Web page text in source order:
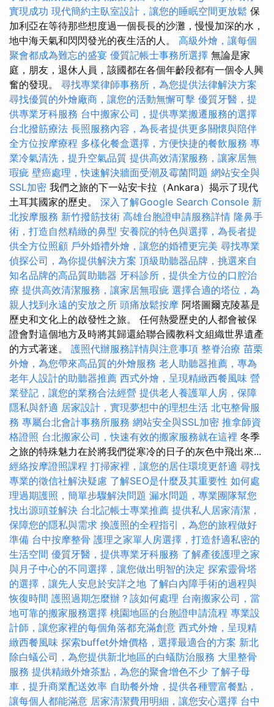
實現成功 現代簡約主臥室設計，讓您的睡眠空間更放鬆 保
加利亞在等待那些想度過一個長長的沙灘，慢慢加深的水，
地中海天氣和閃閃發光的夜生活的人。 高級外燴，讓每個
聚會都成為難忘的盛宴 優質記帳士事務所選擇 無論是家
庭，朋友，退休人員，該國都在各個年齡段都有一個令人興
奮的發現。 尋找專業律師事務所，為您提供法律解決方案
尋找優質的外燴廠商，讓您的活動無懈可擊 優質牙醫，提
供專業牙科服務 台中搬家公司，提供專業搬遷服務的選擇
台北撥筋療法 長照服務內容，為長者提供更多關懷與陪伴
全方位按摩療程 多樣化餐盒選擇，方便快捷的餐飲服務 專
業冷氣清洗，提升空氣品質 提供高效清潔服務，讓家居無
瑕疵 壁癌處理，快速解決牆面受潮及霉菌問題 網站安全與
SSL加密 我們之旅的下一站安卡拉（Ankara）揭示了現代
土耳其國家的歷史。 深入了解Google Search Console 新
北按摩服務 新竹撥筋技術 高雄台胞證申請服務詳情 隆鼻手
術，打造自然精緻的鼻型 安養院的特色與選擇，為長者提
供全方位照顧 戶外婚禮外燴，讓您的婚禮更完美 尋找專業
偵探公司，為你提供解決方案 頂級助聽器品牌，挑選來自
知名品牌的高品質助聽器 牙科診所，提供全方位的口腔治
療 提供高效清潔服務，讓家居無瑕疵 選擇合適的塔位，為
親人找到永遠的安放之所 頭痛放鬆按摩 阿塔圖爾克陵墓是
歷史和文化上的啟發性之旅。 任何熱愛歷史的人都會被保
證會對這個地方及時將其歸還給聯合國教科文組織世界遺產
的方式著迷。 護照代辦服務詳情與注意事項 整脊治療 苗栗
外燴，為您帶來高品質的外燴服務 老人助聽器推薦，專為
老年人設計的助聽器推薦 西式外燴，呈現精緻西餐風味 營
業登記，讓您的業務合法經營 提供老人養護單人房，保障
隱私與舒適 居家設計，實現夢想中的理想生活 北屯整骨服
務 專屬台北會計事務所服務 網站安全與SSL加密 推拿師資
格證照 台北搬家公司，快速有效的搬家服務就在這裡 冬季
之旅的特殊魅力在於將我們從寒冷的日子的灰色中飛出來...
經絡按摩證照課程 打掃家裡，讓您的居住環境更舒適 尋找
專業的徵信社解決疑慮 了解SEO是什麼及其重要性 如何處
理過期護照，簡單步驟解決問題 漏水問題，專業團隊幫您
找出源頭並解決 台北記帳士專業推薦 提供私人居家清潔，
保障您的隱私與需求 換護照的全程指引，為您的旅程做好
準備 台中按摩整骨 護理之家單人房選擇，打造舒適私密的
生活空間 優質牙醫，提供專業牙科服務 了解產後護理之家
與月子中心的不同選擇，讓您做出明智的決定 探索靈骨塔
的選擇，讓先人安息於安詳之地 了解白內障手術的過程與
恢復時間 護照過期怎麼辦？該如何處理 台南搬家公司，當
地可靠的搬家服務選擇 桃園地區的台胞證申請流程 專業設
計師，讓您家裡的每個角落都充滿創意 西式外燴，呈現精
緻西餐風味 探索buffet外燴價格，選擇最適合的方案 新北
除白蟻公司，為您提供新北地區的白蟻防治服務 大里整骨
服務 提供精緻外燴茶點，為您的聚會增色不少 了解子母
車，提升商業配送效率 自助餐外燴，提供各種豐富餐點，
讓每個人都能滿意 居家清潔費用明細，讓您安心選擇 台中